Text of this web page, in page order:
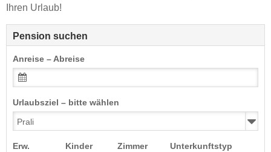
Ihren Urlaub!
Pension suchen
Anreise – Abreise
Urlaubsziel – bitte wählen
Erw. Kinder Zimmer Unterkunftstyp